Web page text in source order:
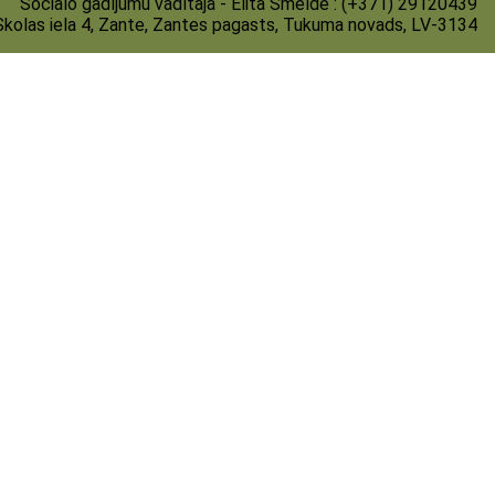
iela 4, Zante, Zantes pagasts, Tukuma novads, LV-3134